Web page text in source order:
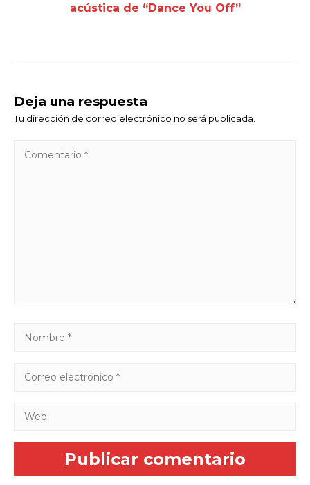
acústica de “Dance You Off”
Deja una respuesta
Tu dirección de correo electrónico no será publicada.